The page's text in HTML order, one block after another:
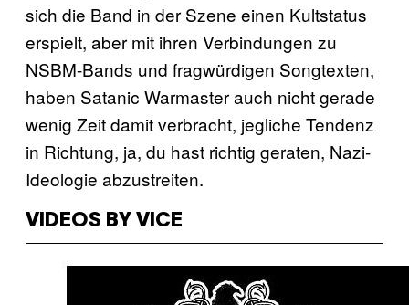
sich die Band in der Szene einen Kultstatus
erspielt, aber mit ihren Verbindungen zu
NSBM-Bands und fragwürdigen Songtexten,
haben Satanic Warmaster auch nicht gerade
wenig Zeit damit verbracht, jegliche Tendenz
in Richtung, ja, du hast richtig geraten, Nazi-
Ideologie abzustreiten.
VIDEOS BY VICE